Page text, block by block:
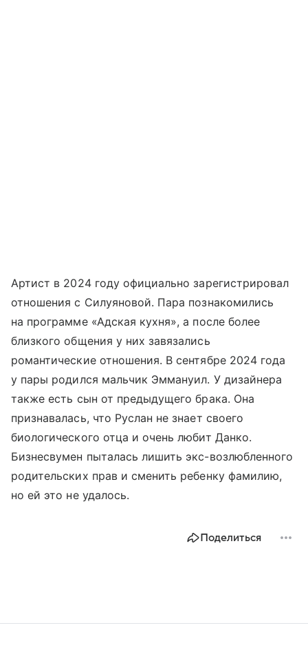
Артист в 2024 году официально зарегистрировал
отношения с Силуяновой. Пара познакомились
на программе «Адская кухня», а после более
близкого общения у них завязались
романтические отношения. В сентябре 2024 года
у пары родился мальчик Эммануил. У дизайнера
также есть сын от предыдущего брака. Она
признавалась, что Руслан не знает своего
биологического отца и очень любит Данко.
Бизнесвумен пыталась лишить экс-возлюбленного
родительских прав и сменить ребенку фамилию,
но ей это не удалось.
Поделиться